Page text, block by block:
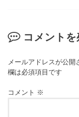
コメントを
メールアドレスが公開
欄は必須項目です
コメント ※